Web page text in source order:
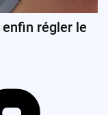
régler le